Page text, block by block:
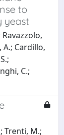
to
yeast
A.; Cardillo,
C.;
Trenti, M.;